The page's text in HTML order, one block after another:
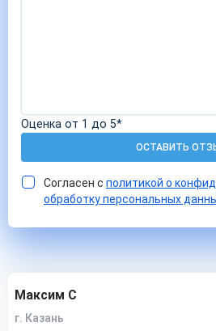
Оценка от 1 до 5*
ОСТАВИТЬ
Согласен с политикой о
обработку персональных
Максим С
г. Казань